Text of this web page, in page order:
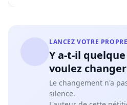
LANCEZ VOTRE
Y a-t-il
voulez changer
Le changement n'a
silence.